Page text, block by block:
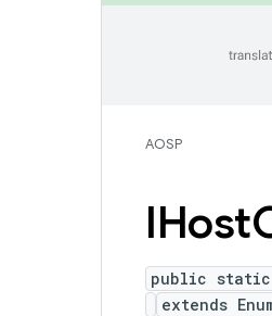
AOSP
IHost
public static
extends